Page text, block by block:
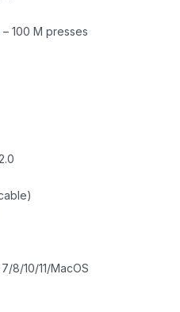
100 M presses
8/10/11/MacOS